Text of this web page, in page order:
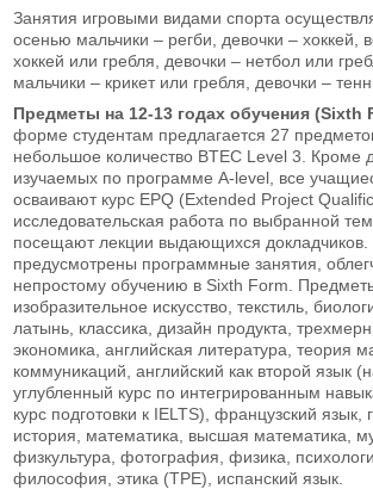
Занятия игровыми видами спорта
осенью мальчики – регби, девочки – хоккей,
хоккей или гребля, девочки – нетбол или
мальчики – крикет или гребля, девочки –
Предметы на 12-13 годах обучения (Sixth
форме студентам предлагается 27
небольшое количество BTEC Level 3. Кроме
изучаемых по программе A-level, все
осваивают курс EPQ (Extended Project
исследовательская работа по выбранной
посещают лекции выдающихся докладчиков.
предусмотрены программные занятия,
непростому обучению в Sixth Form.
изобразительное искусство, текстиль,
латынь, классика, дизайн продукта,
экономика, английская литература, теория
коммуникаций, английский как второй язык
углубленный курс по интегрированным
курс подготовки к IELTS), французский язык,
история, математика, высшая математика,
физкультура, фотография, физика,
философия, этика (TPE), испанский язык.